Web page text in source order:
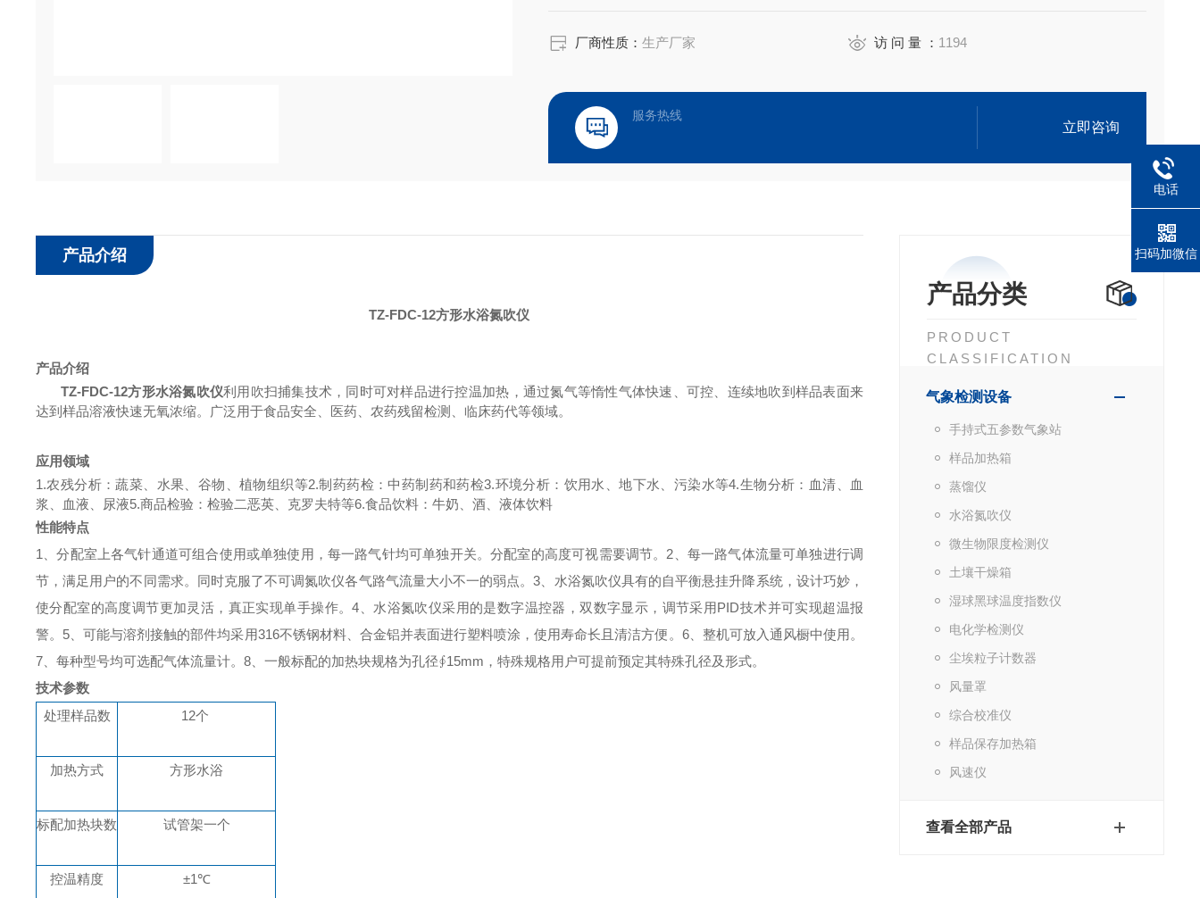
厂商性质：生产厂家 访 问 量 ： 1194
服务热线
立即咨询
产品分类
PRODUCT
CLASSIFICATION
气象检测设备
手持式五参数气象站
样品加热箱
蒸馏仪
水浴氮吹仪
微生物限度检测仪
土壤干燥箱
湿球黑球温度指数仪
电化学检测仪
尘埃粒子计数器
风量罩
综合校准仪
样品保存加热箱
风速仪
查看全部产品
产品介绍
TZ-FDC-12方形水浴氮吹仪
产品介绍
TZ-FDC-12方形水浴氮吹仪利用吹扫捕集技术，同时可对样品进行控温加热，通过氮气等惰性气体快速、可控、连续地吹到样品表面来
达到样品溶液快速无氧浓缩。广泛用于食品安全、医药、农药残留检测、临床药代等领域。
应用领域
1.农残分析：蔬菜、水果、谷物、植物组织等2.制药药检：中药制药和药检3.环境分析：饮用水、地下水、污染水等4.生物分析：血清、血
浆、血液、尿液5.商品检验：检验二恶英、克罗夫特等6.食品饮料：牛奶、酒、液体饮料
性能特点
1
、分配室上各气针通道可组合使用或单独使用，每一路气针均可单独开关。分配室的高度可视需要调节。 2 、每一路气体流量可单独进行调
节，满足用户的不同需求。同时克服了不可调氮吹仪各气路气流量大小不一的弱点。3 、水浴氮吹仪具有的自平衡悬挂升降系统，设计巧妙，
使分配室的高度调节更加灵活，真正实现单手操作。4 、水浴氮吹仪采用的是数字温控器，双数字显示，调节采用PID技术并可实现超温报
警。 5 、可能与溶剂接触的部件均采用316不锈钢材料、合金铝并表面进行塑料喷涂，使用寿命长且清洁方便。 6、整机可放入通风橱中使用。
7 、每种型号均可选配气体流量计。 8 、一般标配的加热块规格为孔径∮15mm ，特殊规格用户可提前预定其特殊孔径及形式。
技术参数
处理样品数
12个
加热方式 方形水浴
标配加热块数 试管架一个
控温精度 ±1℃
电话
扫码加微信